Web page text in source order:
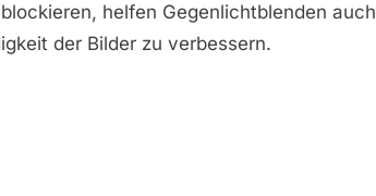
helfen Gegenlichtblenden auch
der Bilder zu verbessern.